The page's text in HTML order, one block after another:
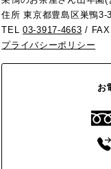
住所 東京都豊島区巣鴨
TEL03-3917-4663 /
プライバシーポリシー
お